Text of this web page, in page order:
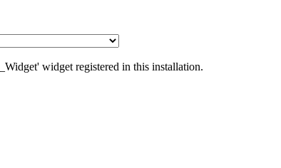
widget registered in this installation.